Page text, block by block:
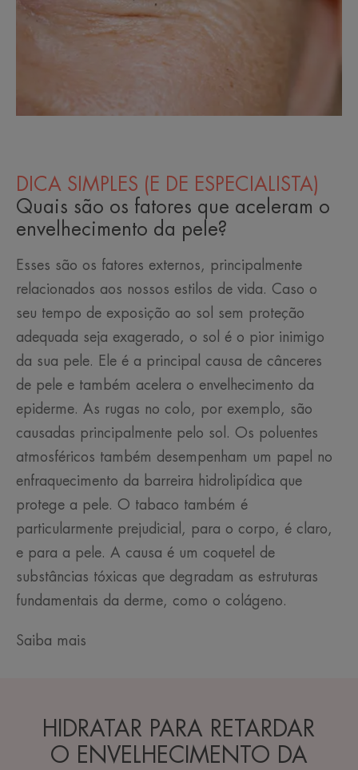
DICA SIMPLES (E DE ESPECIALISTA)
Quais são os fatores que aceleram o
envelhecimento da pele?
Esses são os fatores externos, principalmente
relacionados aos nossos estilos de vida. Caso o
seu tempo de exposição ao sol sem proteção
adequada seja exagerado, o sol é o pior inimigo
da sua pele. Ele é a principal causa de cânceres
de pele e também acelera o envelhecimento da
epiderme. As rugas no colo, por exemplo, são
causadas principalmente pelo sol. Os poluentes
atmosféricos também desempenham um papel no
enfraquecimento da barreira hidrolipídica que
protege a pele. O tabaco também é
particularmente prejudicial, para o corpo, é claro,
e para a pele. A causa é um coquetel de
substâncias tóxicas que degradam as estruturas
fundamentais da derme, como o colágeno.
Saiba mais
HIDRATAR PARA RETARDAR
O ENVELHECIMENTO DA